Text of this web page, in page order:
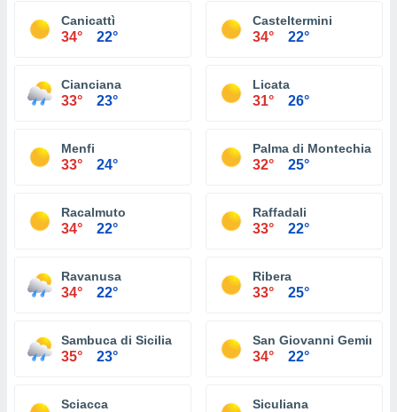
Canicattì
34° 22°
Casteltermini
34° 22°
Cianciana
33° 23°
Licata
31° 26°
Menfi
33° 24°
Palma di Montechiaro
32° 25°
Racalmuto
34° 22°
Raffadali
33° 22°
Ravanusa
34° 22°
Ribera
33° 25°
Sambuca di Sicilia
35° 23°
San Giovanni Gemini
34° 22°
Sciacca Siculiana